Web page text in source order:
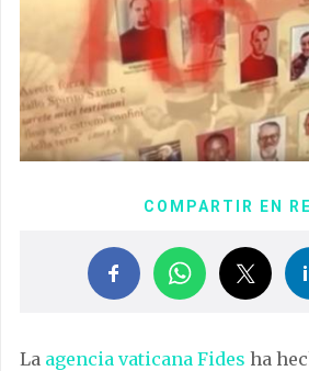
COMPARTIR EN
La agencia vaticana Fides ha